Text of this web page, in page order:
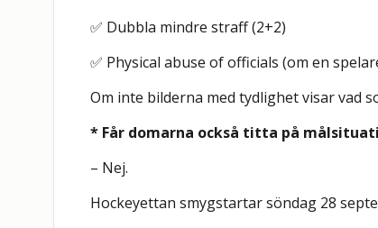
✅ Dubbla mindre straff (2+2)
✅ Physical abuse of officials (om en
Om inte bilderna med tydlighet visar vad
* Får domarna också titta på
– Nej.
Hockeyettan smygstartar söndag 28